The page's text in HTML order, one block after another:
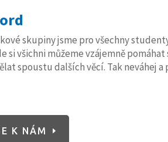
skupiny jsme pro všechny
si všichni můžeme vzájemně
spoustu dalších věcí. Tak neváhej a
K NÁM